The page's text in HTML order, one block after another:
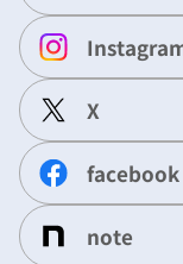
X
facebook
note